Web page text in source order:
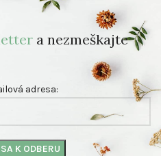
a nezmeškajte
adresa: